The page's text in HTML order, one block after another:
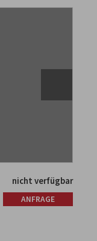
nicht verfügbar
ANFRAGE